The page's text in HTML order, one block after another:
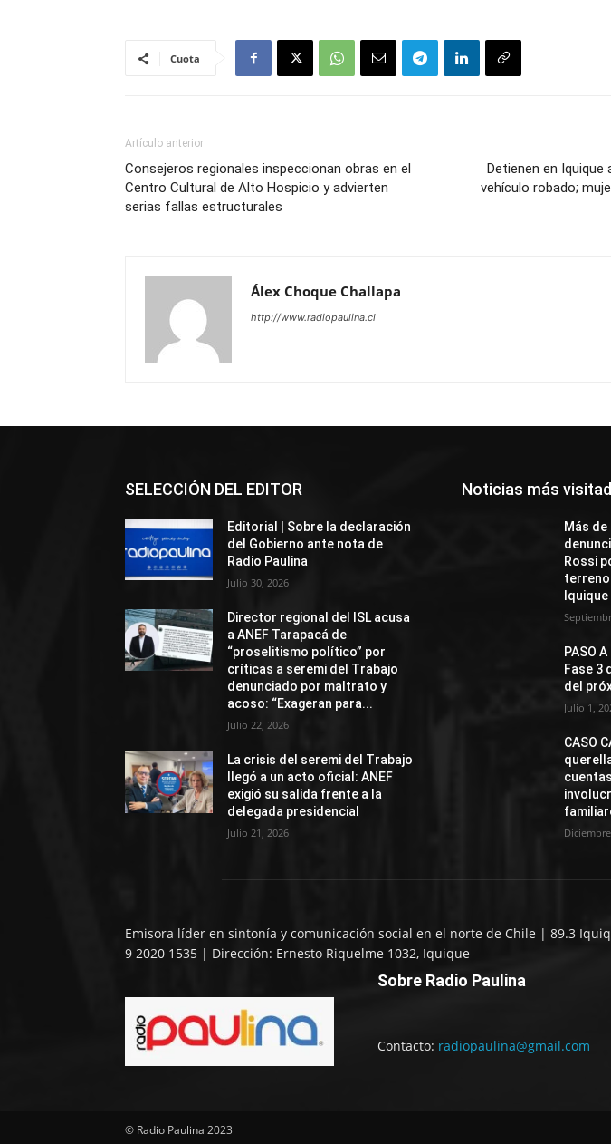
Cuota
Artículo anterior
Consejeros regionales inspeccionan obras en el
Centro Cultural de Alto Hospicio y advierten
serias fallas estructurales
Detienen en Iquique
vehículo robado;
Álex Choque Challapa
http://www.radiopaulina.cl
SELECCIÓN DEL EDITOR
Editorial | Sobre la declaración
del Gobierno ante nota de
Radio Paulina
Julio 30, 2026
Director regional del ISL acusa
a ANEF Tarapacá de
“proselitismo político” por
críticas a seremi del Trabajo
denunciado por maltrato y
acoso: “Exageran para...
Julio 22, 2026
La crisis del seremi del Trabajo
llegó a un acto oficial: ANEF
exigió su salida frente a la
delegada presidencial
Julio 21, 2026
Noticias más
Más
Rossi
Iquique
PASO
Fase 3
del
Julio 1,
CASO
Emisora líder en sintonía y comunicación social en el norte de Chile | 89.3
9 2020 1535 | Dirección: Ernesto Riquelme 1032, Iquique
Sobre Radio Paulina
Contacto: radiopaulina@gmail.com
© Radio Paulina 2023